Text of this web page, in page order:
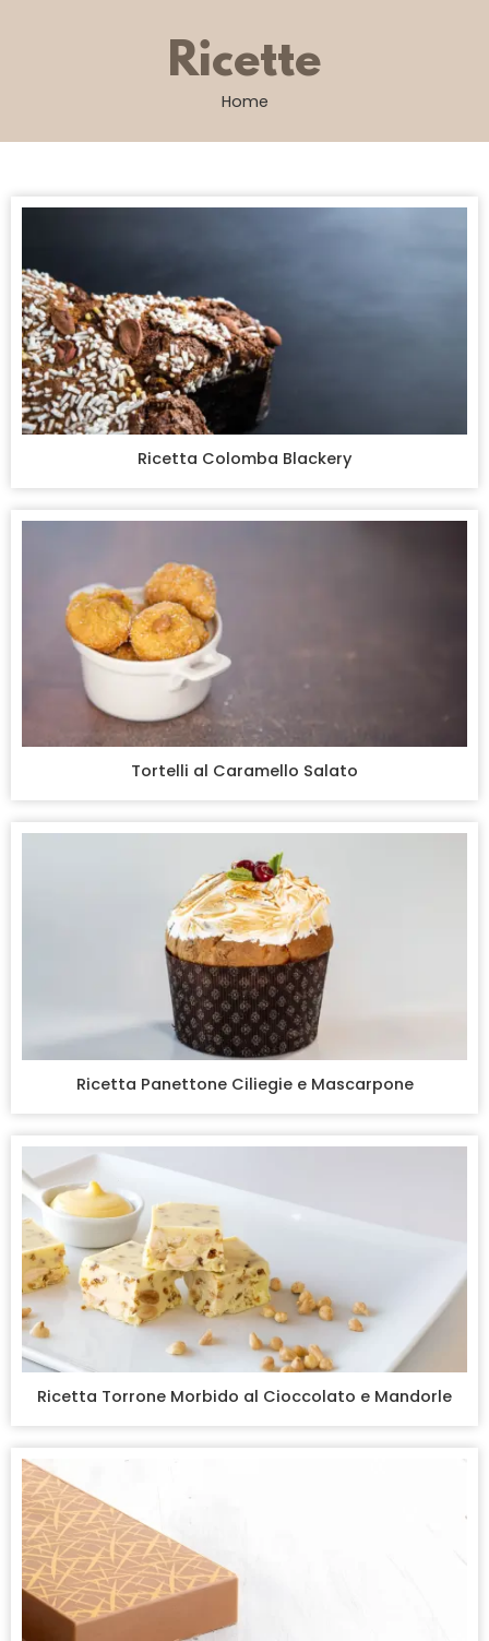
Ricette
Home
Ricetta Colomba Blackery
Tortelli al Caramello Salato
Ricetta Panettone Ciliegie e Mascarpone
Ricetta Torrone Morbido al Cioccolato e Mandorle